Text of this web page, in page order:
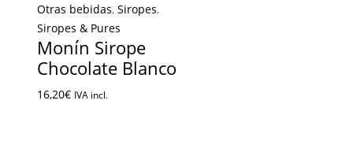
Otras bebidas, Siropes,
Siropes & Pures
Monín Sirope
Chocolate Blanco
16,20€ IVA incl.